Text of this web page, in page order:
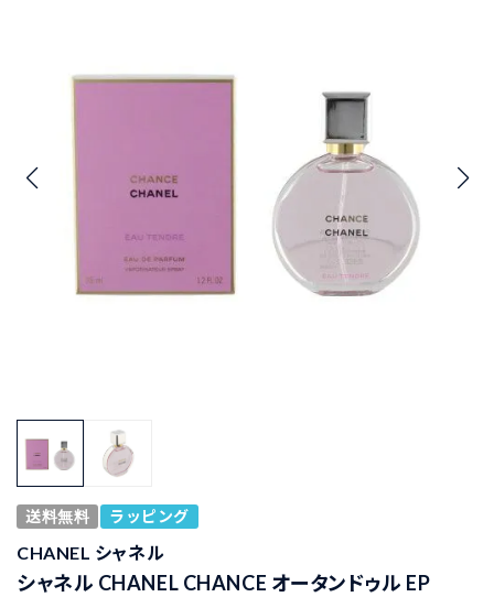
送料無料 ラッピング
CHANEL シャネル
シャネル CHANEL CHANCE オータンドゥル EP